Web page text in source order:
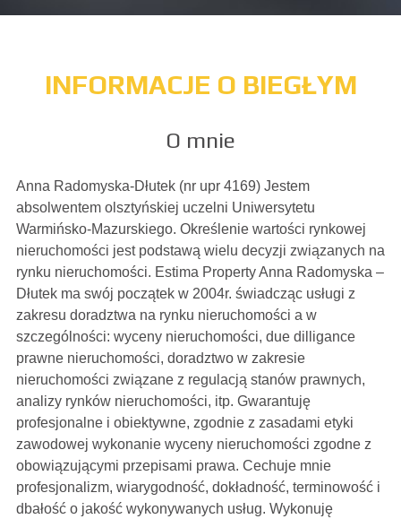
INFORMACJE O BIEGŁYM
O mnie
Anna Radomyska-Dłutek (nr upr 4169) Jestem
absolwentem olsztyńskiej uczelni Uniwersytetu
Warmińsko-Mazurskiego. Określenie wartości rynkowej
nieruchomości jest podstawą wielu decyzji związanych na
rynku nieruchomości. Estima Property Anna Radomyska –
Dłutek ma swój początek w 2004r. świadcząc usługi z
zakresu doradztwa na rynku nieruchomości a w
szczególności: wyceny nieruchomości, due dilligance
prawne nieruchomości, doradztwo w zakresie
nieruchomości związane z regulacją stanów prawnych,
analizy rynków nieruchomości, itp. Gwarantuję
profesjonalne i obiektywne, zgodnie z zasadami etyki
zawodowej wykonanie wyceny nieruchomości zgodne z
obowiązującymi przepisami prawa. Cechuje mnie
profesjonalizm, wiarygodność, dokładność, terminowość i
dbałość o jakość wykonywanych usług. Wykonuję